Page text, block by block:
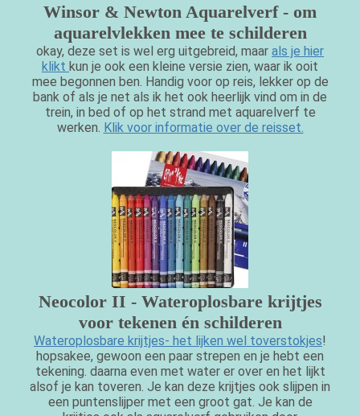
Winsor & Newton Aquarelverf - om
aquarelvlekken mee te schilderen
okay, deze set is wel erg uitgebreid, maar als je hier
klikt kun je ook een kleine versie zien, waar ik ooit
mee begonnen ben. Handig voor op reis, lekker op de
bank of als je net als ik het ook heerlijk vind om in de
trein, in bed of op het strand met aquarelverf te
werken. Klik voor informatie over de reisset.
Neocolor II - Wateroplosbare krijtjes
voor tekenen én schilderen
Wateroplosbare krijtjes- het lijken wel toverstokjes!
hopsakee, gewoon een paar strepen en je hebt een
tekening. daarna even met water er over en het lijkt
alsof je kan toveren. Je kan deze krijtjes ook slijpen in
een puntenslijper met een groot gat. Je kan de